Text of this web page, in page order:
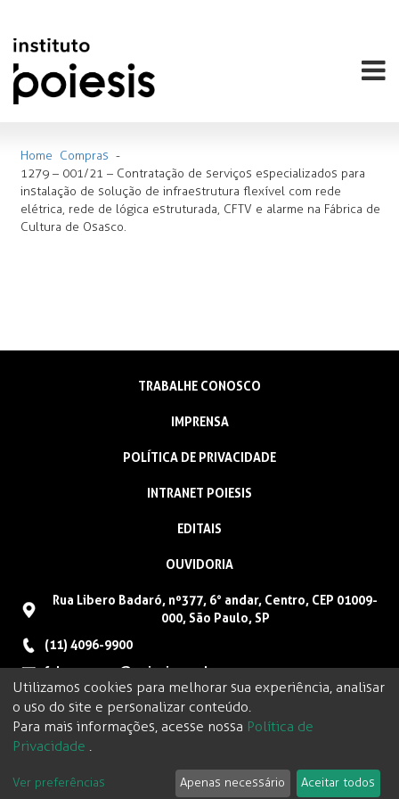
Home Compras -
1279 – 001/21 – Contratação de serviços especializados para
instalação de solução de infraestrutura flexível com rede
elétrica, rede de lógica estruturada, CFTV e alarme na Fábrica de
Cultura de Osasco.
TRABALHE CONOSCO
IMPRENSA
POLÍTICA DE PRIVACIDADE
INTRANET POIESIS
EDITAIS
OUVIDORIA
Rua Libero Badaró, nº377, 6° andar, Centro, CEP 01009-
000, São Paulo, SP
(11) 4096-9900
faleconosco@poiesis.org.br
Utilizamos cookies para melhorar sua experiência, analisar
o uso do site e personalizar conteúdo.
Para mais informações, acesse nossa Política de
Privacidade .
Ver preferências Apenas necessário Aceitar todos